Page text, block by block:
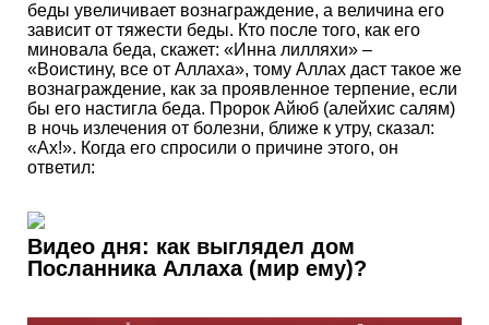
беды увеличивает вознаграждение, а величина его
зависит от тяжести беды. Кто после того, как его
миновала беда, скажет: «Инна лилляхи» –
«Воистину, все от Аллаха», тому Аллах даст такое же
вознаграждение, как за проявленное терпение, если
бы его настигла беда. Пророк Айюб (алейхис салям)
в ночь излечения от болезни, ближе к утру, сказал:
«Ах!». Когда его спросили о причине этого, он
ответил:
Видео дня: как выглядел дом
Посланника Аллаха (мир ему)?